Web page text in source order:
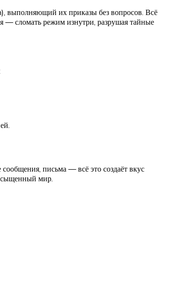
выполняющий их приказы без вопросов. Всё
— сломать режим изнутри, разрушая тайные
письма — всё это создаёт вкус
мир.